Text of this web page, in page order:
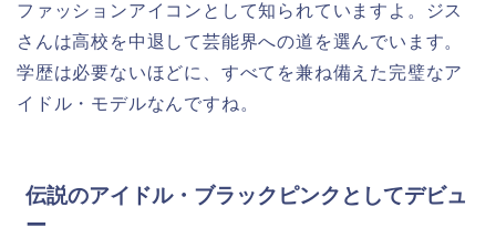
ファッションアイコンとして知られていますよ。ジス
さんは高校を中退して芸能界への道を選んでいます。
学歴は必要ないほどに、すべてを兼ね備えた完璧なア
イドル・モデルなんですね。
伝説のアイドル・ブラックピンクとしてデビュ
ー